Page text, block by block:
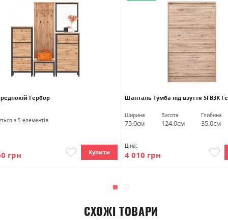
Гербор
з 5 елементів
грн Купити
Шанталь Тумба під взуття SFB3K
Ширина
75.0см
Висота
124.0см
Глибина
35.0см
Ціна:
4 010 грн
СХОЖІ ТОВАРИ